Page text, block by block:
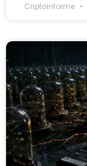
Criptoinforme